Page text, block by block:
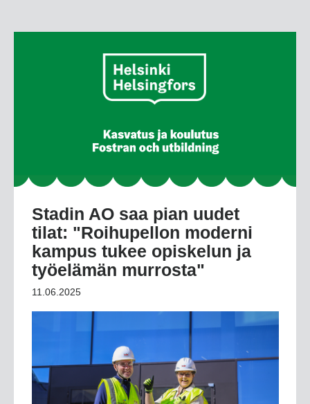
Stadin AO saa pian uudet
tilat: "Roihupellon moderni
kampus tukee opiskelun ja
työelämän murrosta"
11.06.2025